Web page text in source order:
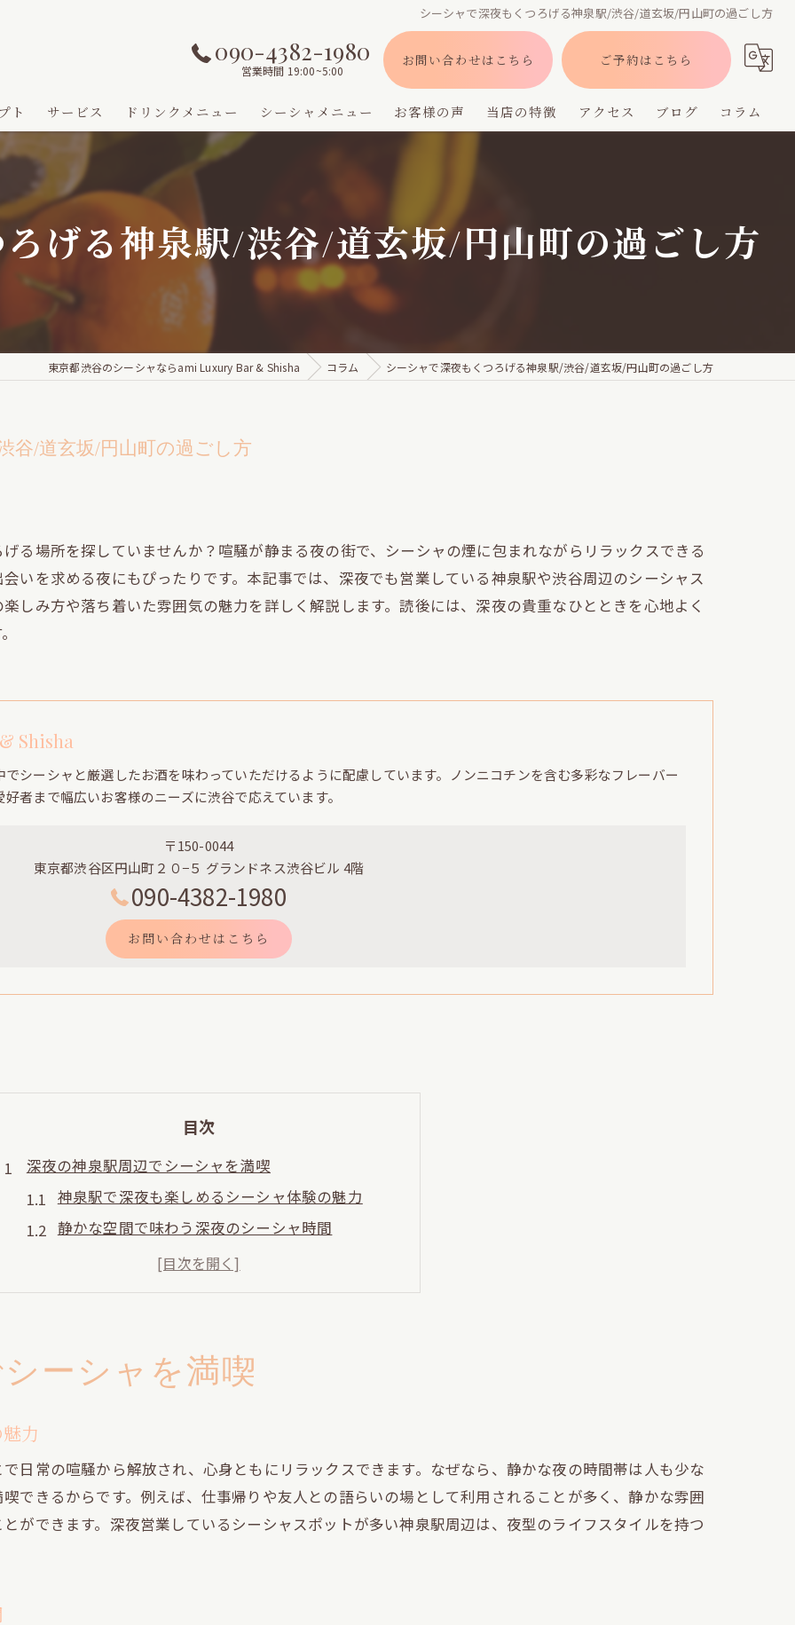
シーシャで深夜もくつろげる神泉駅/渋谷/道玄坂/円山町の過ごし方
090-4382-1980
営業時間 19:00~5:00
お問い合わせはこちら ご予約はこちら
ト サービス ドリンクメニュー シーシャメニュー お客様の声 当店の特徴
デート
アクセス ブログ コラム
げる神泉駅/渋谷/道玄坂/円山町の過ごし方
東京都渋谷のシーシャならami Luxury Bar & Shisha コラム シーシャで深夜もくつろげる神泉駅/渋谷/道玄坂/円山町の過ごし方
谷/道玄坂/円山町の過ごし方
る場所を探していませんか？喧騒が静まる夜の街で、シーシャの煙に包まれながらリラックスできる
いを求める夜にもぴったりです。本記事では、深夜でも営業している神泉駅や渋谷周辺のシーシャス
しみ方や落ち着いた雰囲気の魅力を詳しく解説します。読後には、深夜の貴重なひとときを心地よく
Shisha
シーシャと厳選したお酒を味わっていただけるように配慮しています。ノンニコチンを含む多彩なフレーバー
者まで幅広いお客様のニーズに渋谷で応えています。
〒150-0044
東京都渋谷区円山町２０−５ グランドネス渋谷ビル 4階
090-4382-1980
お問い合わせはこちら
目次
深夜の神泉駅周辺でシーシャを満喫
神泉駅で深夜も楽しめるシーシャ体験の魅力
静かな空間で味わう深夜のシーシャ時間
仕事帰りにおすすめの深夜シーシャスポット
落ち着いた雰囲気で過ごすシーシャの夜
深夜にリラックスできるシーシャの過ごし方
渋谷や道玄坂でリラックスする夜のシーシャ体験
友人と語らう渋谷のシーシャスポット
夜遅くまで開いている渋谷のシーシャ空間
渋谷エリアで話題のシーシャ体験ポイント
ーシャを満喫
力
日常の喧騒から解放され、心身ともにリラックスできます。なぜなら、静かな夜の時間帯は人も少な
できるからです。例えば、仕事帰りや友人との語らいの場として利用されることが多く、静かな雰囲
ができます。深夜営業しているシーシャスポットが多い神泉駅周辺は、夜型のライフスタイルを持つ